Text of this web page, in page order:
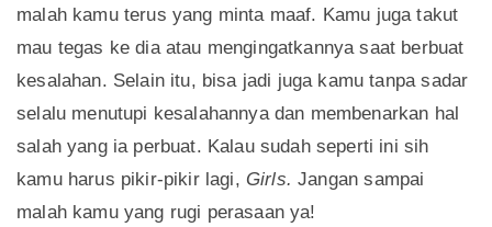
malah kamu terus yang minta maaf. Kamu juga takut
mau tegas ke dia atau mengingatkannya saat berbuat
kesalahan. Selain itu, bisa jadi juga kamu tanpa sadar
selalu menutupi kesalahannya dan membenarkan hal
salah yang ia perbuat. Kalau sudah seperti ini sih
kamu harus pikir-pikir lagi, Girls.Jangan sampai
malah kamu yang rugi perasaan ya!